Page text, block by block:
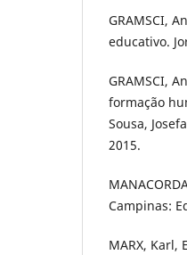
GRAMSCI,
educativo.
GRAMSCI,
formação
Sousa,
2015.
Campinas:
MARX, Karl,